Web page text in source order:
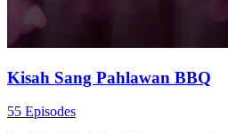
Kisah Sang Pahlawan BBQ
55 Episodes